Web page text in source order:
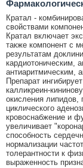
Кратал -
свойствами
Кратал включает
также компонент с
результатам
кардиотоническим,
антиаритмическим,
Препарат
калликреин-
окисления липидов,
циклического
кровоснабжение и
увеличивает
способность
нормализации
толерантности к
выраженность